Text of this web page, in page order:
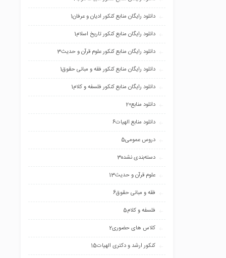
دانلود رایگان منابع کنکور ادیان و عرفان1
دانلود رایگان منابع کنکور تاریخ اسلام1
دانلود رایگان منابع کنکور علوم قرآن و حدیث3
دانلود رایگان منابع کنکور فقه و مبانی حقوق1
دانلود رایگان منابع کنکور فلسفه و کلام1
دانلود منابع20
دانلود منابع الهیات6
دروس عمومی5
دسته‌بندی نشده3
علوم قرآن و حدیث13
فقه و مبانی حقوق6
فلسفه و کلام5
کلاس های حضوری2
کنکور ارشد و دکتری الهیات15